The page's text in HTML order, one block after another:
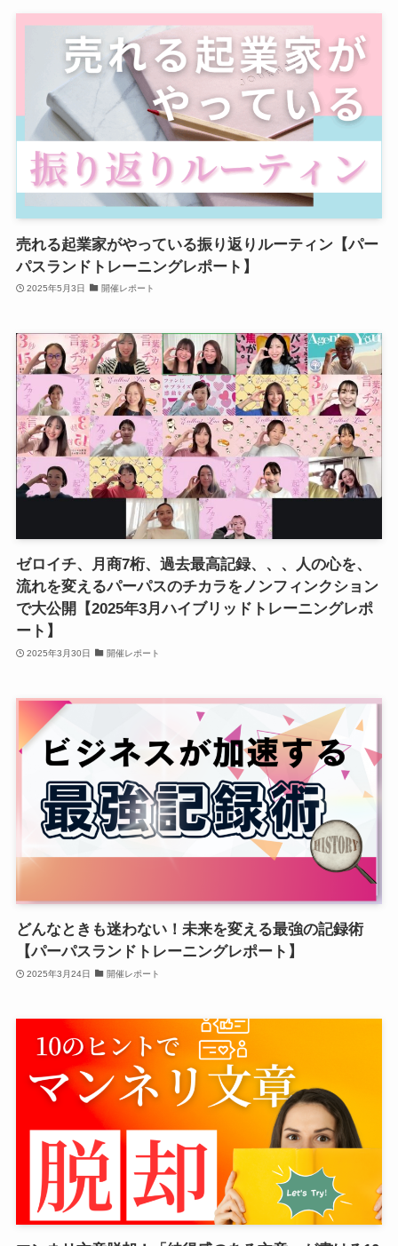
売れる起業家がやっている振り返りルーティン【パー
パスランドトレーニングレポート】
2025年5月3日 開催レポート
ゼロイチ、月商7桁、過去最高記録、、、人の心を、
流れを変えるパーパスのチカラをノンフィンクション
で大公開【2025年3月ハイブリッドトレーニングレポ
ート】
2025年3月30日 開催レポート
どんなときも迷わない！未来を変える最強の記録術
【パーパスランドトレーニングレポート】
2025年3月24日 開催レポート